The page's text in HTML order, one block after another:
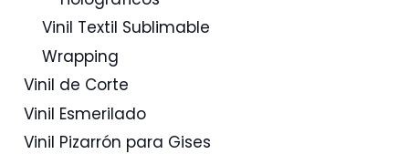
Vinil Textil Sublimable
Wrapping
Vinil de Corte
Vinil Esmerilado
Vinil Pizarrón para Gises